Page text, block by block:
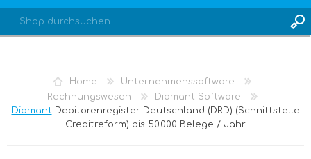
REGISTRIERUNG
ANMELDEN
Home
Unternehmenssoftware
Rechnungswesen
Diamant Software
Diamant Debitorenregister Deutschland (DRD) (Schnittstelle
Creditreform) bis 50.000 Belege / Jahr